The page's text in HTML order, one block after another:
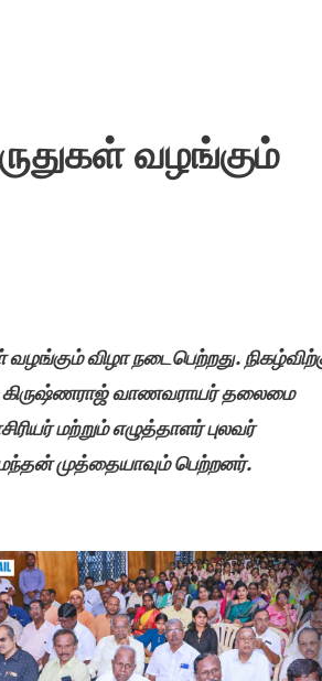
வழங்கும்
விழா நடைபெற்றது.
கிருஷ்ணராஜ் வாணவராயர் தலைமை
மற்றும் எழுத்தாளர் புலவர்
முத்தையாவும் பெற்றனர்.